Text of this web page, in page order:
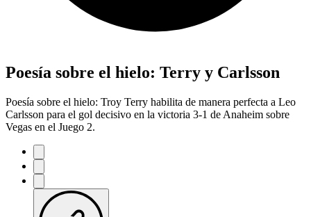
Poesía sobre el hielo: Terry y Carlsson
Poesía sobre el hielo: Troy Terry habilita de manera perfecta a Leo
Carlsson para el gol decisivo en la victoria 3-1 de Anaheim sobre
Vegas en el Juego 2.